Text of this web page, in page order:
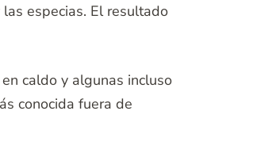
especias. El resultado
caldo y algunas incluso
conocida fuera de